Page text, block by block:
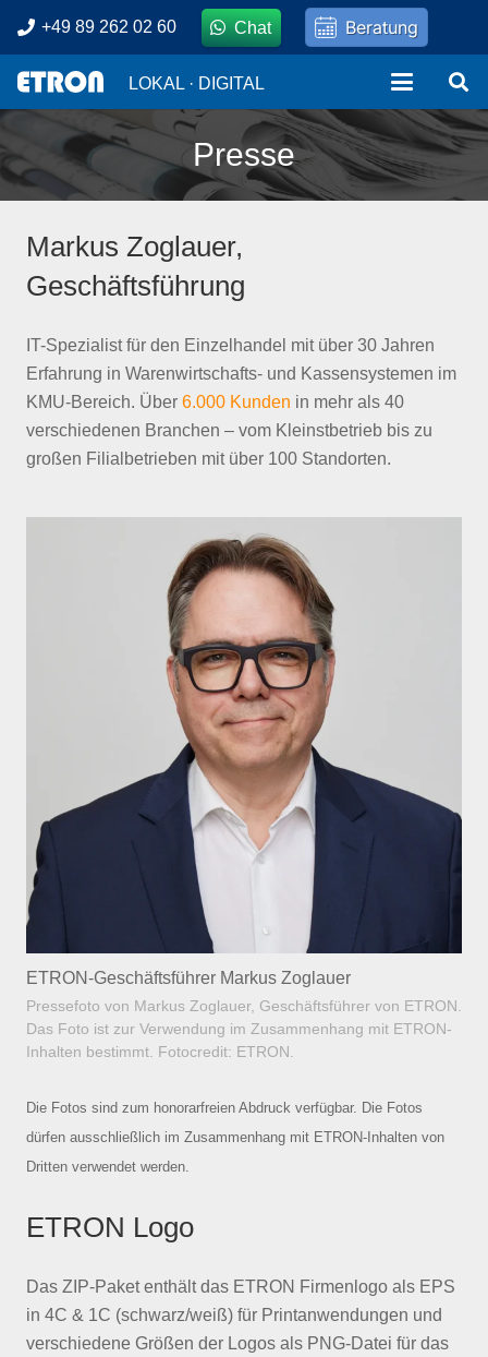
+49 89 262 02 60 Chat Beratung
LOKAL · DIGITAL
Presse
Markus Zoglauer,
Geschäftsführung
IT-Spezialist für den Einzelhandel mit über 30 Jahren
Erfahrung in Warenwirtschafts- und Kassensystemen im
KMU-Bereich. Über 6.000 Kunden in mehr als 40
verschiedenen Branchen – vom Kleinstbetrieb bis zu
großen Filialbetrieben mit über 100 Standorten.
ETRON-Geschäftsführer Markus Zoglauer
Pressefoto von Markus Zoglauer, Geschäftsführer von ETRON.
Das Foto ist zur Verwendung im Zusammenhang mit ETRON-
Inhalten bestimmt. Fotocredit: ETRON.
Die Fotos sind zum honorarfreien Abdruck verfügbar. Die Fotos
dürfen ausschließlich im Zusammenhang mit ETRON-Inhalten von
Dritten verwendet werden.
ETRON Logo
Das ZIP-Paket enthält das ETRON Firmenlogo als EPS
in 4C & 1C (schwarz/weiß) für Printanwendungen und
verschiedene Größen der Logos als PNG-Datei für das